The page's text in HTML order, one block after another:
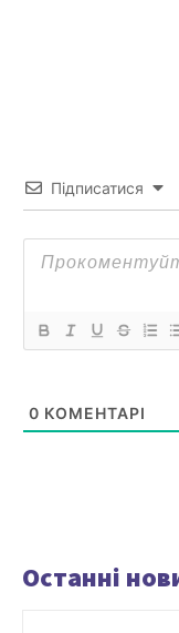
Підписатися
0 КОМЕНТАРІ
Останні